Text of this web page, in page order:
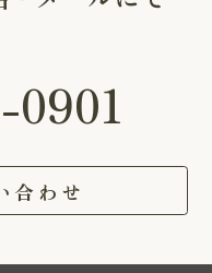
0901
合わせ